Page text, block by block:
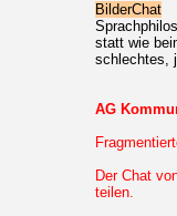
BilderChat
statt wie
schlechtes,
AG
Der Chat
teilen.